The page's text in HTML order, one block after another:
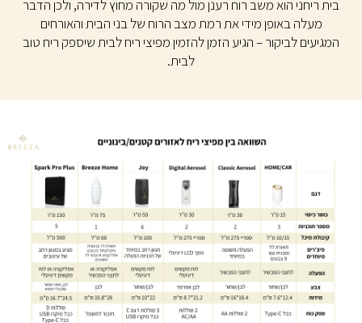
בית ריחני הוא משב רוח רענן מול מה שקורה מחוץ לדירה, ולכן הדבר
מעלה באופן מידי את רמת מצב הרוח של בני הבית והאורחים
המגיעים לביקור – הגיע הזמן להזמין מפיצי ריח לבית שיספק ריח טוב
לבית.